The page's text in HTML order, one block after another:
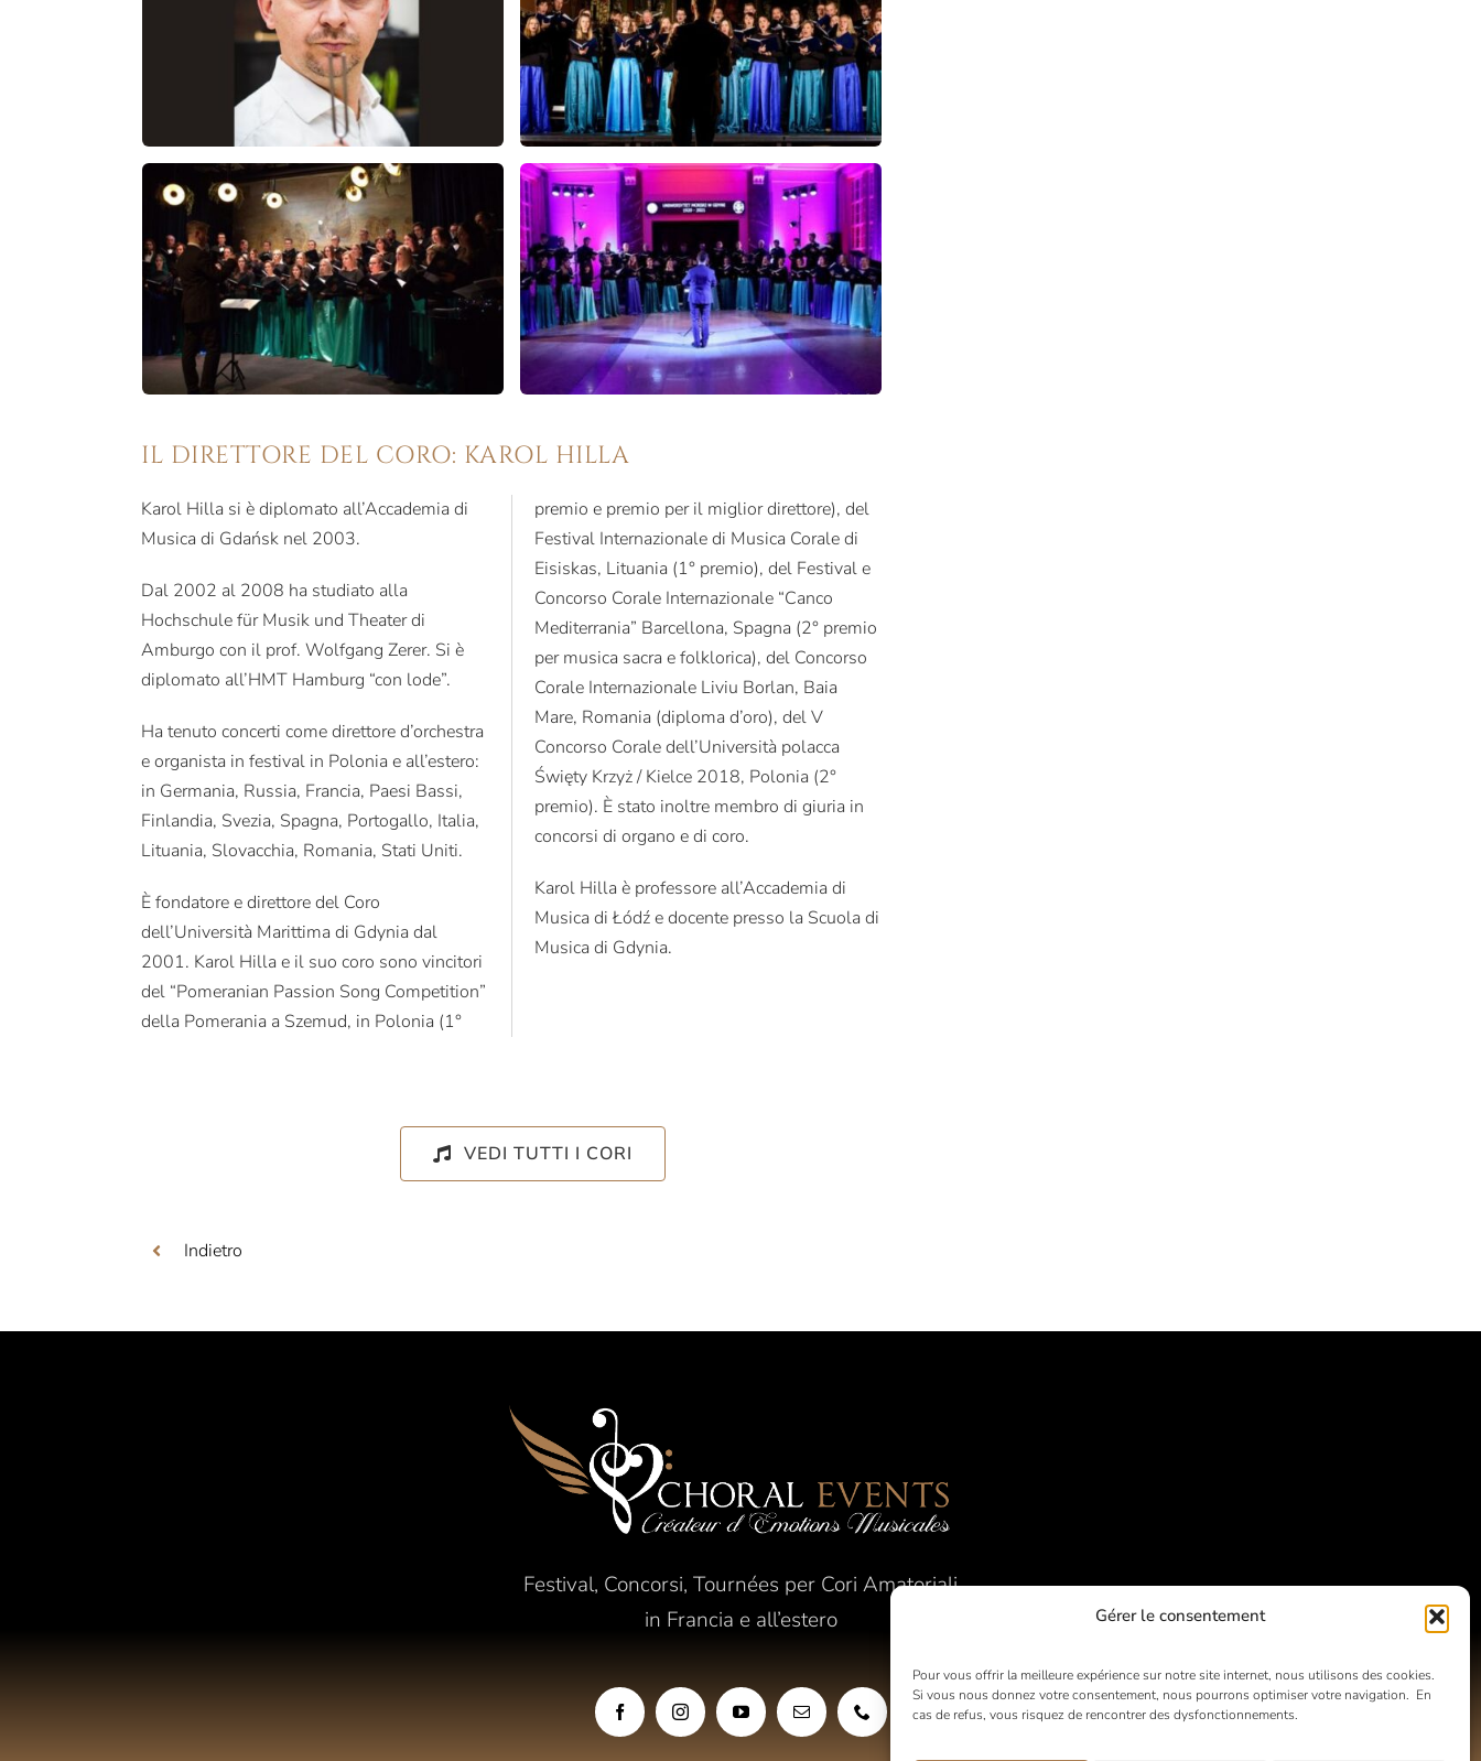
Gérer le consentement
Pour vous offrir la meilleure expérience sur notre site internet, nous utilisons des cookies.
Si vous nous donnez votre consentement, nous pourrons optimiser votre navigation. En
cas de refus, vous risquez de rencontrer des dysfonctionnements.
IL DIRETTORE DEL CORO: KAROL HILLA
Karol Hilla si è diplomato all’Accademia di
Musica di Gdańsk nel 2003.
Dal 2002 al 2008 ha studiato alla
Hochschule für Musik und Theater di
Amburgo con il prof. Wolfgang Zerer. Si è
diplomato all’HMT Hamburg “con lode”.
Ha tenuto concerti come direttore d’orchestra
e organista in festival in Polonia e all’estero:
in Germania, Russia, Francia, Paesi Bassi,
Finlandia, Svezia, Spagna, Portogallo, Italia,
Lituania, Slovacchia, Romania, Stati Uniti.
È fondatore e direttore del Coro
dell’Università Marittima di Gdynia dal
2001. Karol Hilla e il suo coro sono vincitori
del “Pomeranian Passion Song Competition”
della Pomerania a Szemud, in Polonia (1°
premio e premio per il miglior direttore), del
Festival Internazionale di Musica Corale di
Eisiskas, Lituania (1° premio), del Festival e
Concorso Corale Internazionale “Canco
Mediterrania” Barcellona, Spagna (2° premio
per musica sacra e folklorica), del Concorso
Corale Internazionale Liviu Borlan, Baia
Mare, Romania (diploma d’oro), del V
Concorso Corale dell’Università polacca
Święty Krzyż / Kielce 2018, Polonia (2°
premio). È stato inoltre membro di giuria in
concorsi di organo e di coro.
Karol Hilla è professore all’Accademia di
Musica di Łódź e docente presso la Scuola di
Musica di Gdynia.
VEDI TUTTI I CORI
Indietro
Festival, Concorsi, Tournées per Cori Amatoriali
in Francia e all’estero